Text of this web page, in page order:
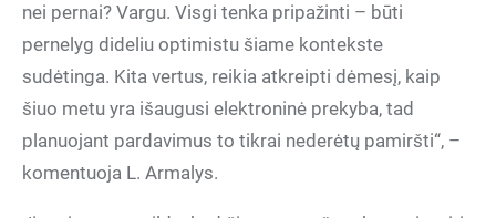
nei pernai? Vargu. Visgi tenka pripažinti – būti
pernelyg dideliu optimistu šiame kontekste
sudėtinga. Kita vertus, reikia atkreipti dėmesį, kaip
šiuo metu yra išaugusi elektroninė prekyba, tad
planuojant pardavimus to tikrai nederėtų pamiršti“, –
komentuoja L. Armalys.